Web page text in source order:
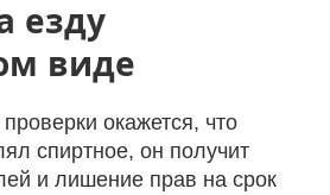
езду
виде
окажется, что
спиртное, он получит
и лишение прав на срок